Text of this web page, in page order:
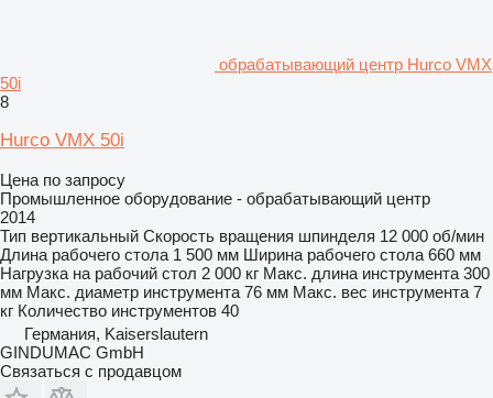
обрабатывающий центр Hurco VMX
50i
8
Hurco VMX 50i
Цена по запросу
Промышленное оборудование - обрабатывающий центр
2014
Тип вертикальный Скорость вращения шпинделя 12 000 об/мин
Длина рабочего стола 1 500 мм Ширина рабочего стола 660 мм
Нагрузка на рабочий стол 2 000 кг Макс. длина инструмента 300
мм Макс. диаметр инструмента 76 мм Макс. вес инструмента 7
кг Количество инструментов 40
Германия, Kaiserslautern
GINDUMAC GmbH
Связаться с продавцом